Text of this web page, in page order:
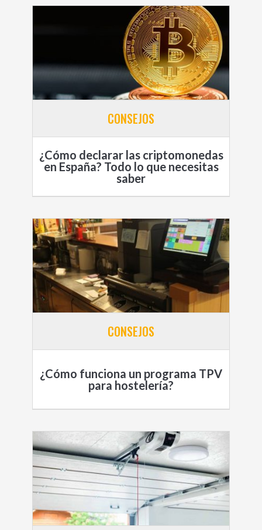
CONSEJOS
¿Cómo declarar las criptomonedas
en España? Todo lo que necesitas
saber
CONSEJOS
¿Cómo funciona un programa TPV
para hostelería?